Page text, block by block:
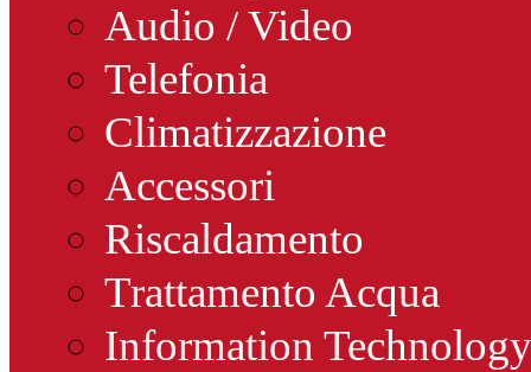
Audio / Video
Telefonia
Climatizzazione
Accessori
Riscaldamento
Trattamento Acqua
Information Technology